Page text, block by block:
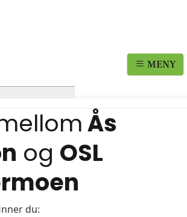
MENY
Ås
og OSL
du: